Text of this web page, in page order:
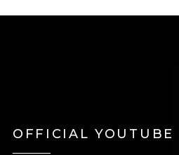
OFFICIAL YOUTUBE